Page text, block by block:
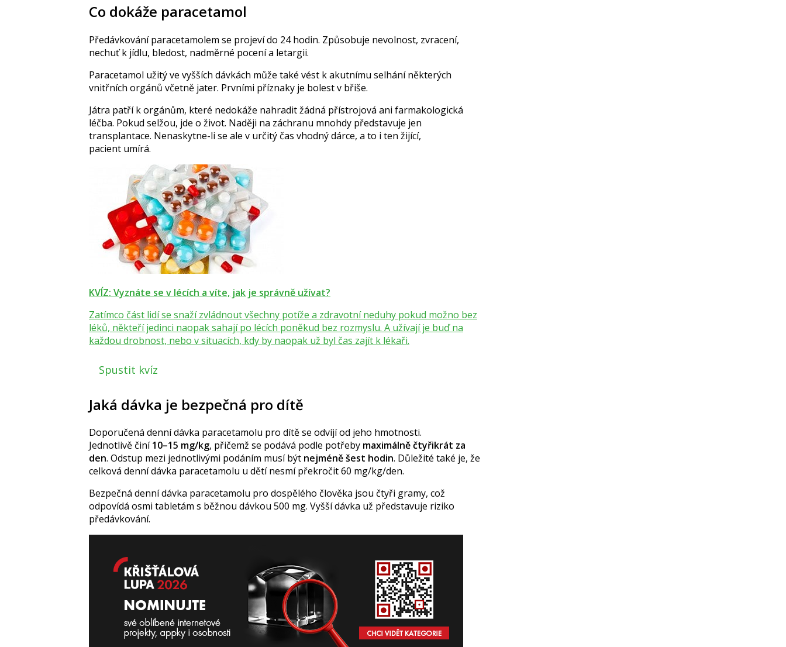
Co dokáže paracetamol
Předávkování paracetamolem se projeví do 24 hodin. Způsobuje nevolnost, zvracení,
nechuť k jídlu, bledost, nadměrné pocení a letargii.
Paracetamol užitý ve vyšších dávkách může také vést k akutnímu selhání některých
vnitřních orgánů včetně jater. Prvními příznaky je bolest v břiše.
Játra patří k orgánům, které nedokáže nahradit žádná přístrojová ani farmakologická
léčba. Pokud selžou, jde o život. Naději na záchranu mnohdy představuje jen
transplantace. Nenaskytne-li se ale v určitý čas vhodný dárce, a to i ten žijící,
pacient umírá.
KVÍZ: Vyznáte se v lécích a víte, jak je správně užívat?
Zatímco část lidí se snaží zvládnout všechny potíže a zdravotní neduhy pokud možno bez
léků, někteří jedinci naopak sahají po lécích poněkud bez rozmyslu. A užívají je buď na
každou drobnost, nebo v situacích, kdy by naopak už byl čas zajít k lékaři.
Spustit kvíz
Jaká dávka je bezpečná pro dítě
Doporučená denní dávka paracetamolu pro dítě se odvíjí od jeho hmotnosti.
Jednotlivě činí10–15 mg/kg, přičemž se podává podle potřeby maximálně čtyřikrát za
den. Odstup mezi jednotlivými podáním musí být nejméně šest hodin. Důležité také je, že
celková denní dávka paracetamolu u dětí nesmí překročit 60 mg/kg/den.
Bezpečná denní dávka paracetamolu pro dospělého člověka jsou čtyři gramy, což
odpovídá osmi tabletám s běžnou dávkou 500 mg. Vyšší dávka už představuje riziko
předávkování.